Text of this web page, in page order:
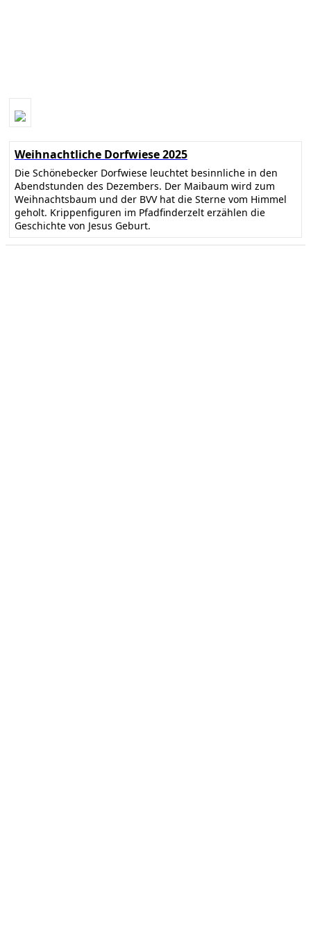
Weihnachtliche Dorfwiese 2025
Die Schönebecker Dorfwiese leuchtet besinnliche in den
Abendstunden des Dezembers. Der Maibaum wird zum
Weihnachtsbaum und der BVV hat die Sterne vom Himmel
geholt. Krippenfiguren im Pfadfinderzelt erzählen die
Geschichte von Jesus Geburt.